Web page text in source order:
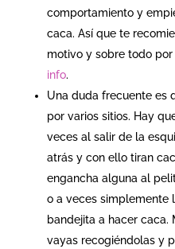
comportamiento y
caca. Así que te
motivo y sobre todo
info.
Una duda frecuente es
por varios sitios. Hay
veces al salir de la
atrás y con ello tiran
engancha alguna al
o a veces simplemente
bandejita a hacer caca.
vayas recogiéndolas y